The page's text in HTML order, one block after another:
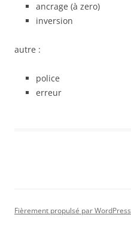
ancrage (à zero)
inversion
autre :
police
erreur
Fièrement propulsé par WordPress